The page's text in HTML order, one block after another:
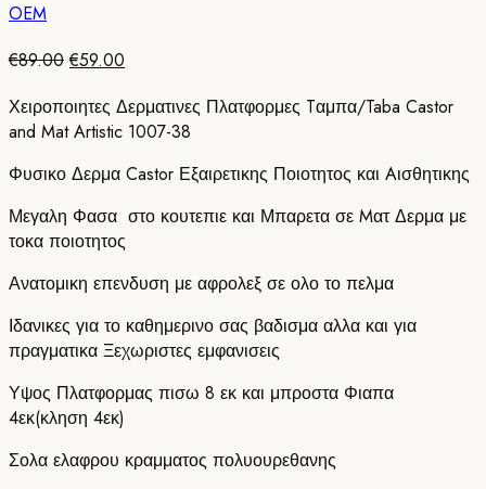
OEM
€89.00Original
was:
€89.00.
€59.00
τιμή
είναι:
Χειροποιητες Δερματινες Πλατφορμες Tαμπα/Taba Castor
and Mat Artistic 1007-38
Φυσικο Δερμα Castor Εξαιρετικης Ποιοτητος και Aισθητικης
Μεγαλη Φασα στο κουτεπιε και Μπαρετα σε Mατ Δερμα με
τοκα ποιοτητος
Ανατομικη επενδυση με αφρολεξ σε ολο το πελμα
Ιδανικες για το καθημερινο σας βαδισμα αλλα και για
πραγματικα Ξεχωριστες εμφανισεις
Υψος Πλατφορμας πισω 8 εκ και μπροστα Φιαπα
4εκ(κληση 4εκ)
Σολα ελαφρου κραμματος πολυουρεθανης